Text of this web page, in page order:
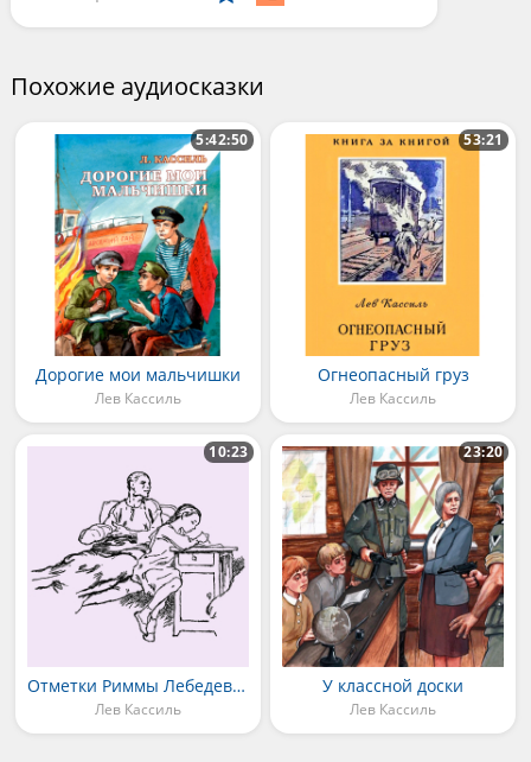
Похожие аудиосказки
Дорогие мои мальчишки
Лев Кассиль
5:42:50
Огнеопасный груз
Лев Кассиль
53:21
Отметки Риммы Лебедевой
Лев Кассиль
10:23
У классной доски
Лев Кассиль
23:20